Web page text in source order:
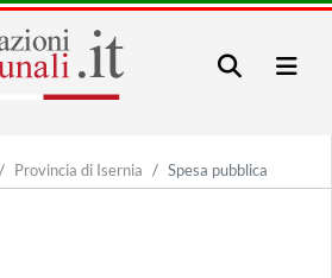
Provincia di Isernia Spesa pubblica